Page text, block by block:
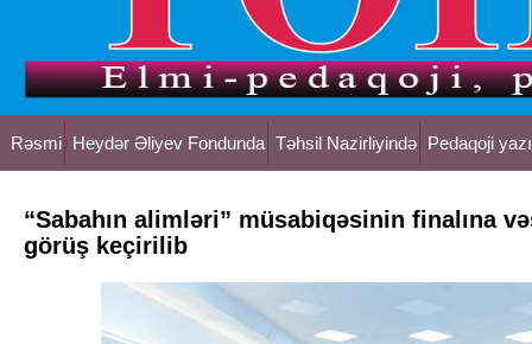
Rəsmi Heydər Əliyev Fondunda Təhsil Nazirliyində Pedaqoji
“Sabahın alimləri” müsabiqəsinin finalına
görüş keçirilib